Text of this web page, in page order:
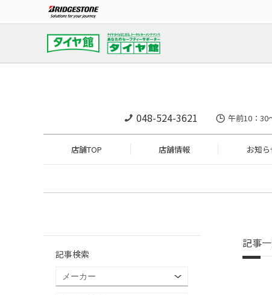
048-524-3621 午前10：30
店舗TOP 店舗情報 お知ら
記事
記事検索